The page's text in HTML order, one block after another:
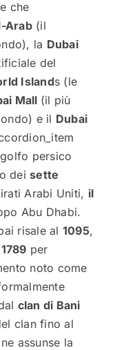
che
Arab(il
la Dubai
del
Islands (le
Mall (il più
e il Dubai
persico
deisette
Arabi Uniti, il
Abu Dhabi.
risale al 1095,
1789 per
noto come
clan di Bani
clan fino al
assunse la